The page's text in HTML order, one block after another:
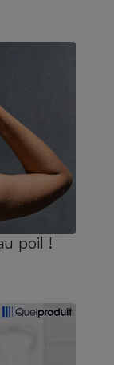
poil !